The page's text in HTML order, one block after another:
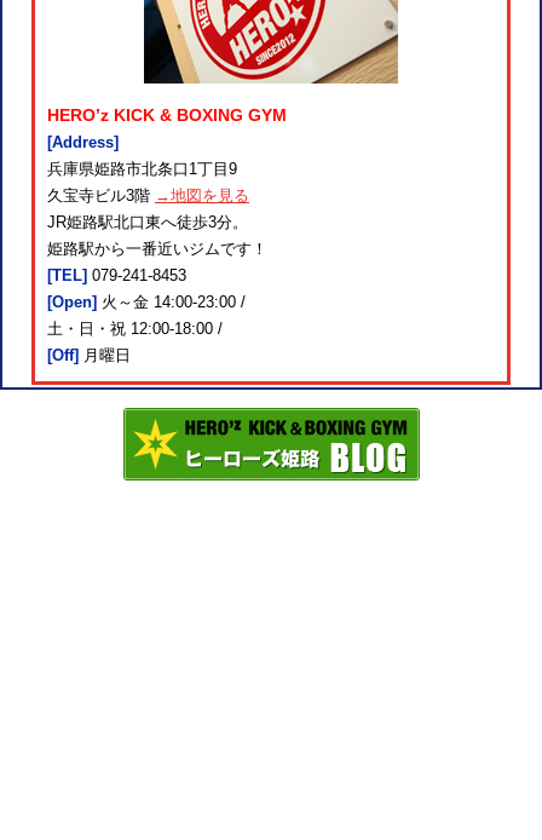
HERO’z KICK & BOXING GYM
[Address]
兵庫県姫路市北条口1丁目9
久宝寺ビル3階 →地図を見る
JR姫路駅北口東へ徒歩3分。
姫路駅から一番近いジムです！
[TEL] 079-241-8453
[Open] 火～金 14:00-23:00 /
土・日・祝 12:00-18:00 /
[Off] 月曜日